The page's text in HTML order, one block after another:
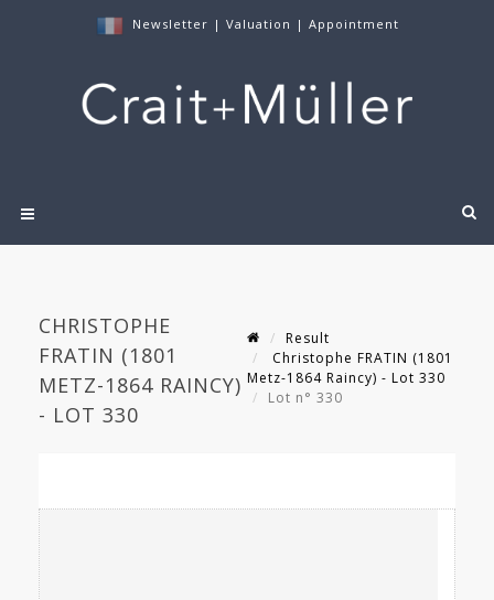
Newsletter | Valuation | Appointment
CHRISTOPHE
FRATIN (1801
METZ-1864 RAINCY)
- LOT 330
Result
Christophe FRATIN (1801
Metz-1864 Raincy) - Lot 330
Lot n° 330